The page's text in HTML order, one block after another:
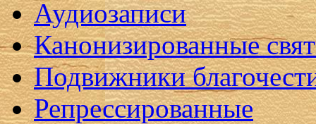
Аудиозаписи
Канонизированные
Подвижники
Репрессированные